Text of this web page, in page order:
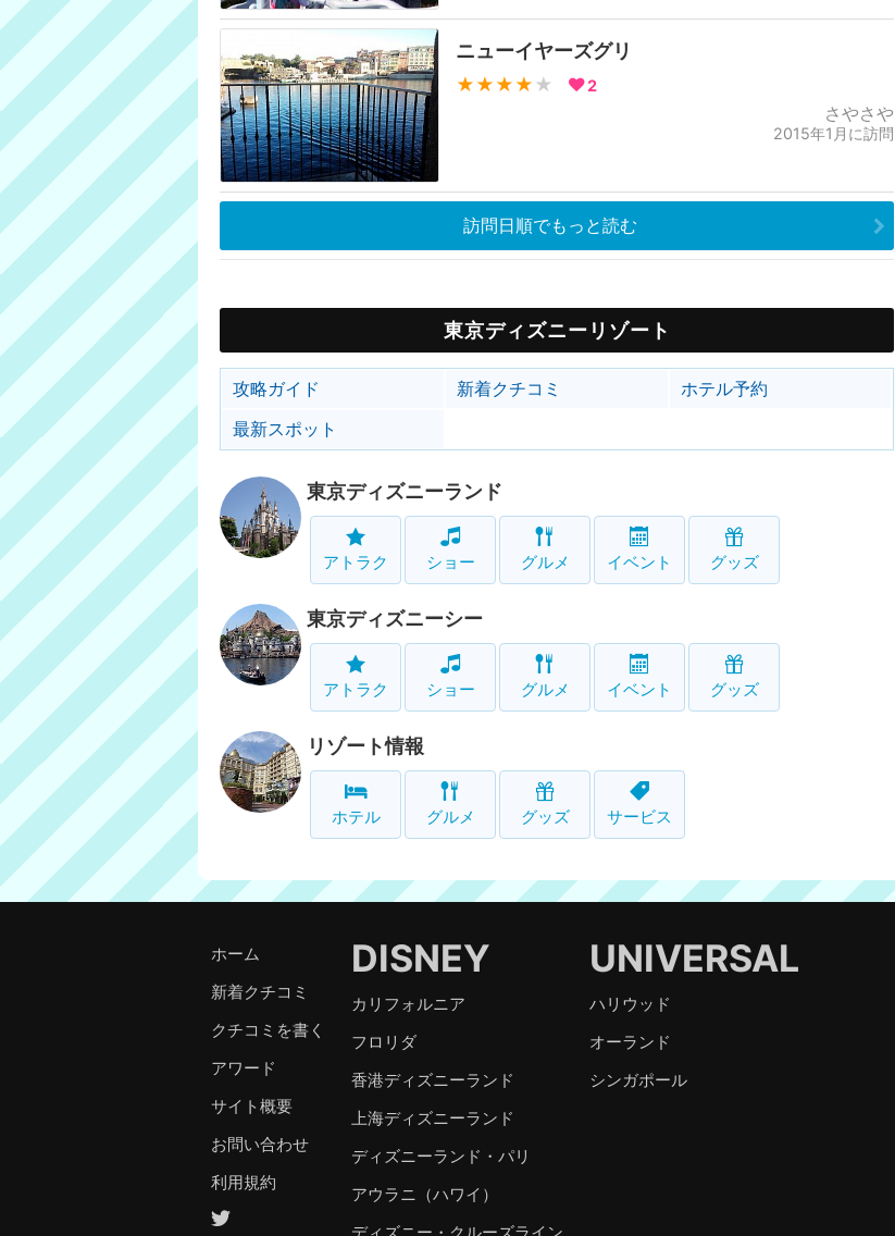
ニューイヤーズグリ
★★★★ ★ 2
さやさや
2015年1月に訪問
訪問日順でもっと読む
東京ディズニーリゾート
攻略ガイド 新着クチコミ
ホテル予約
最新スポット
東京ディズニーランド
アトラク ショー グルメ イベント グッズ
東京ディズニーシー
アトラク ショー グルメ イベント グッズ
リゾート情報
ホテル グルメ グッズ サービス
ホーム
新着クチコミ
クチコミを書く
アワード
サイト概要
お問い合わせ
利用規約
DISNEY
カリフォルニア
フロリダ
香港ディズニーランド
上海ディズニーランド
ディズニーランド・パリ
アウラニ（ハワイ）
UNIVERSAL
ハリウッド
オーランド
シンガポール